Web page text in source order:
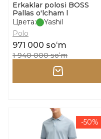
Erkaklar polosi BOSS
Pallas o'lcham l
Цвета:
Yashil
Polo
971 000 soʻm
1 940 000 soʻm
-50%